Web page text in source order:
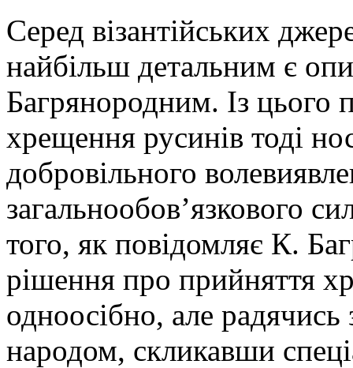
Серед візантійських
найбільш детальним є
Багрянородним. Із цього
хрещення русинів тоді
добровільного
загальнообов’язкового
того, як повідомляє К.
рішення про прийняття
одноосібно, але
народом, скликавши